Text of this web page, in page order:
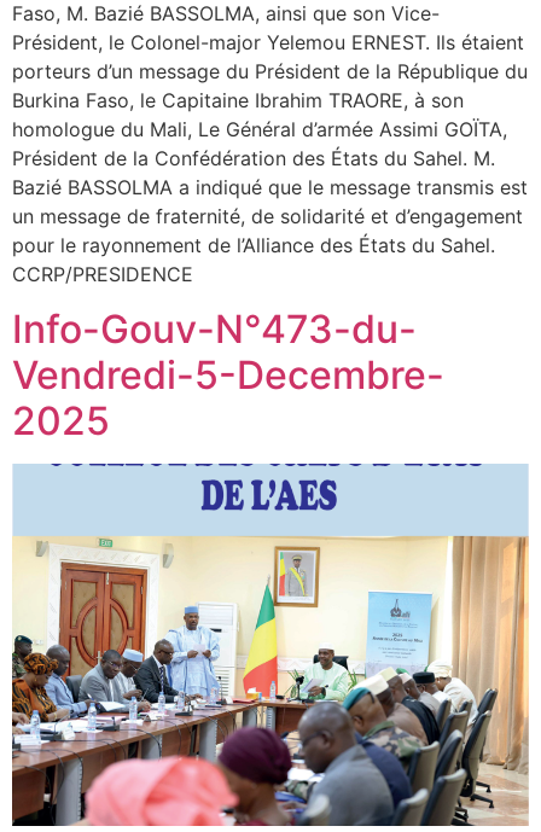
Faso, M. Bazié BASSOLMA, ainsi que son Vice-
Président, le Colonel-major Yelemou ERNEST. Ils étaient
porteurs d’un message du Président de la République du
Burkina Faso, le Capitaine Ibrahim TRAORE, à son
homologue du Mali, Le Général d’armée Assimi GOÏTA,
Président de la Confédération des États du Sahel. M.
Bazié BASSOLMA a indiqué que le message transmis est
un message de fraternité, de solidarité et d’engagement
pour le rayonnement de l’Alliance des États du Sahel.
CCRP/PRESIDENCE
Info-Gouv-N°473-du-
Vendredi-5-Decembre-
2025